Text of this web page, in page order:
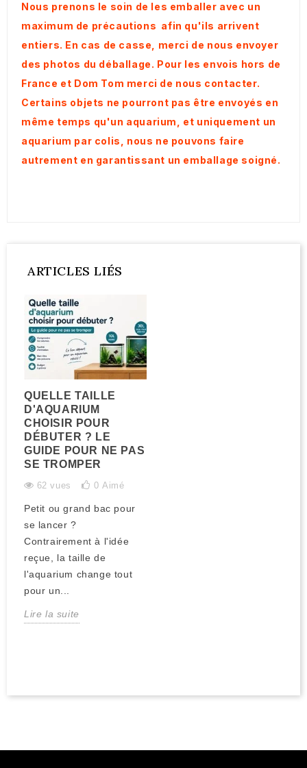
Nous prenons le soin de les emballer avec un
maximum de précautions afin qu'ils arrivent
entiers. En cas de casse, merci de nous envoyer
des photos du déballage. Pour les envois hors de
France et Dom Tom merci de nous contacter.
Certains objets ne pourront pas être envoyés en
même temps qu'un aquarium, et uniquement un
aquarium par colis, nous ne pouvons faire
autrement en garantissant un emballage soigné.
ARTICLES LIÉS
QUELLE TAILLE
D'AQUARIUM
CHOISIR POUR
DÉBUTER ? LE
GUIDE POUR NE PAS
SE TROMPER
62 vues 0 Aimé
Petit ou grand bac pour
se lancer ?
Contrairement à l'idée
reçue, la taille de
l'aquarium change tout
pour un...
Lire la suite